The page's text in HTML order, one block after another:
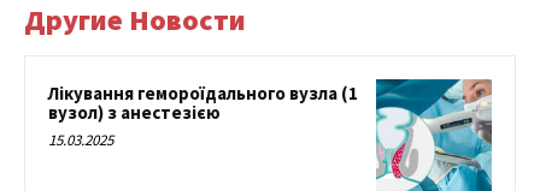
Другие Новости
Лікування гемороїдального вузла (1
вузол) з анестезією
15.03.2025